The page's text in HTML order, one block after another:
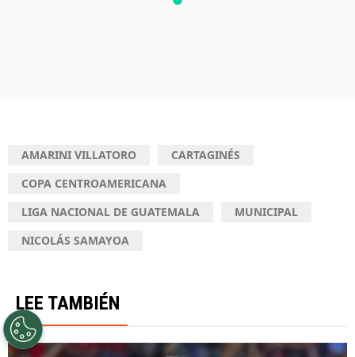
AMARINI VILLATORO
CARTAGINÉS
COPA CENTROAMERICANA
LIGA NACIONAL DE GUATEMALA
MUNICIPAL
NICOLÁS SAMAYOA
LEE TAMBIÉN